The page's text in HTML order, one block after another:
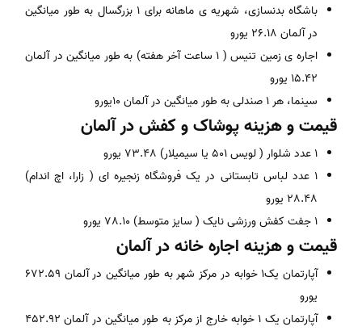
باشگاه بدنسازی، شهریه ی ماهانه برای 1 بزرگسال به طور میانگین
در آلمان 26.18 یورو
اجاره ی زمین تنیس ( 1 ساعت آخر هفته) به طور میانگین در آلمان
15.42 یورو
سینما، هر 1 صندلی به طور میانگین در آلمان 10یورو
قیمت و هزینه پوشاک و کفش در آلمان
1 عدد شلوار ( لویس 501 یا سیمیلار) 73.48 یورو
1 عدد لباس تابستانی در یک فروشگاه زنجیره ای ( زارا، اچ اندام)
28.48 یورو
1 جفت کفش ورزشی نایک ( سایز متوسط) 78.10 یورو
قیمت و هزینه اجاره خانه در آلمان
آپارتمان یک1 خوابه در مرکز شهر به طور میانگین در آلمان 672.59
یورو
آپارتمان یک 1 خوابه خارج از مرکز به طور میانگین در آلمان 452.92